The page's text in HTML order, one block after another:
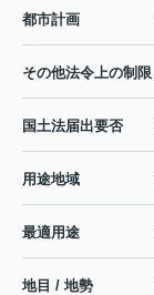
都市計画
その他法令上の制限
国土法届出要否
用途地域
最適用途
地目 / 地勢